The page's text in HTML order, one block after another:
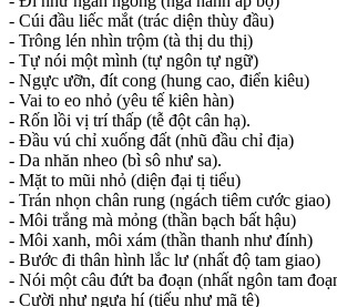
- Cúi đầu liếc mắt (trác diện thùy đầu)
- Trông lén nhìn trộm (tà thị du thị)
- Tự nói một mình (tự ngôn tự ngữ)
- Ngực ưỡn, đít cong (hung cao, điển kiêu)
- Vai to eo nhỏ (yêu tế kiên hàn)
- Rốn lồi vị trí thấp (tễ đột cân hạ).
- Đầu vú chỉ xuống đất (nhũ đầu chỉ địa)
- Da nhăn nheo (bì sô như sa).
- Mặt to mũi nhỏ (diện đại tị tiểu)
- Trán nhọn chân rung (ngách tiêm cước giao)
- Môi trắng mà mỏng (thần bạch bất hậu)
- Môi xanh, môi xám (thần thanh như đính)
- Bước đi thân hình lắc lư (nhất độ tam giao)
- Nói một câu đứt ba đoạn (nhất ngôn tam
- Cười như ngựa hí (tiếu như mã tê)